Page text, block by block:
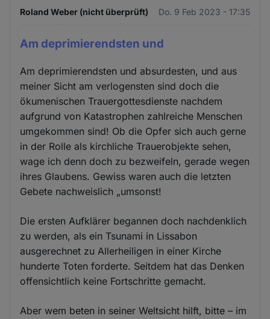
Roland Weber (nicht überprüft) Do. 9 Feb 2023 - 17:35
Am deprimierendsten und
Am deprimierendsten und absurdesten, und aus
meiner Sicht am verlogensten sind doch die
ökumenischen Trauergottesdienste nachdem
aufgrund von Katastrophen zahlreiche Menschen
umgekommen sind! Ob die Opfer sich auch gerne
in der Rolle als kirchliche Trauerobjekte sehen,
wage ich denn doch zu bezweifeln, gerade wegen
ihres Glaubens. Gewiss waren auch die letzten
Gebete nachweislich „umsonst!
Die ersten Aufklärer begannen doch nachdenklich
zu werden, als ein Tsunami in Lissabon
ausgerechnet zu Allerheiligen in einer Kirche
hunderte Toten forderte. Seitdem hat das Denken
offensichtlich keine Fortschritte gemacht.
Aber wem beten in seiner Weltsicht hilft, bitte – im